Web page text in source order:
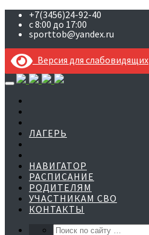
+7(3456)24-92-40
с 8:00 до 17:00
sporttob@yandex.ru
Версия для слабовидящих
Skip
to
content
ЛАГЕРЬ
НАВИГАТОР
РАСПИСАНИЕ
РОДИТЕЛЯМ
УЧАСТНИКАМ СВО
КОНТАКТЫ